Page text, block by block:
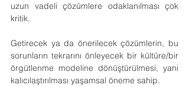
uzun vadeli çözümlere odaklanılması çok
kritik.
Getirecek ya da önerilecek çözümlerin, bu
sorunların tekrarını önleyecek bir kültüre/bir
örgütlenme modeline dönüştürülmesi, yani
kalıcılaştırılması yaşamsal öneme sahip.